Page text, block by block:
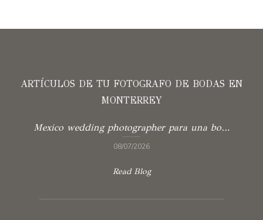
ARTÍCULOS DE TU FOTOGRAFO DE BODAS EN
MONTERREY
Mexico wedding photographer para una boda con verdad
08/07/2026
Read Blog